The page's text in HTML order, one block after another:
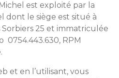
est exploité par la
dont le siège est situé à
Sorbiers 25 et immatriculée
0754.443.630, RPM
et en l’utilisant, vous